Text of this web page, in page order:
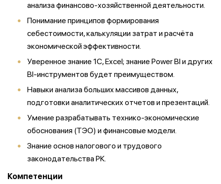
анализа финансово-хозяйственной деятельности.
Понимание принципов формирования
себестоимости, калькуляции затрат и расчёта
экономической эффективности.
Уверенное знание 1С, Excel; знание Power BI и других
BI-инструментов будет преимуществом.
Навыки анализа больших массивов данных,
подготовки аналитических отчетов и презентаций.
Умение разрабатывать технико-экономические
обоснования (ТЭО) и финансовые модели.
Знание основ налогового и трудового
законодательства РК.
Компетенции